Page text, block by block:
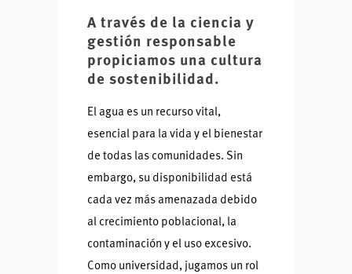
A través de la ciencia y
gestión responsable
propiciamos una cultura
de sostenibilidad.
El agua es un recurso vital,
esencial para la vida y el bienestar
de todas las comunidades. Sin
embargo, su disponibilidad está
cada vez más amenazada debido
al crecimiento poblacional, la
contaminación y el uso excesivo.
Como universidad, jugamos un rol